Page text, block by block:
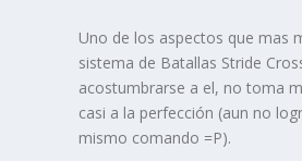
Uno de los aspectos que mas
sistema de Batallas Stride
acostumbrarse a el, no toma
casi a la perfección (aun no
mismo comando =P).